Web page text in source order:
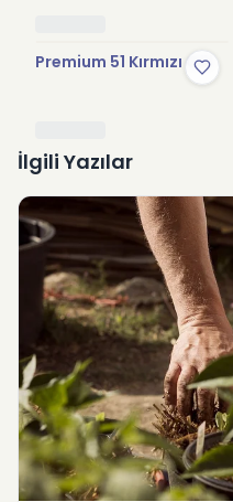
Premium 51 Kırmızı Gül
İlgili Yazılar